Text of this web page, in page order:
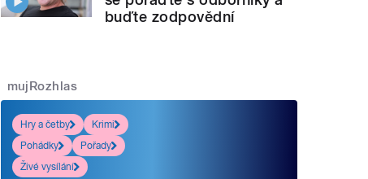
buďte zodpovědní
mujRozhlas
Hry a četby
Krimi
Pohádky
Pořady
Živé vysílání